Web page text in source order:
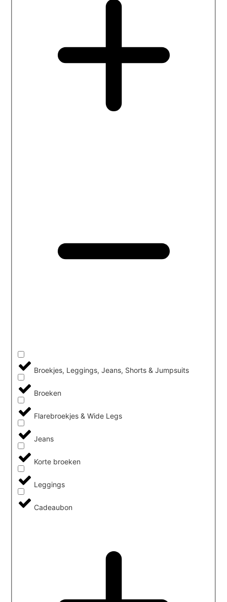
Broekjes, Leggings, Jeans, Shorts & Jumpsuits
Broeken
Flarebroekjes & Wide Legs
Jeans
Korte broeken
Leggings
Cadeaubon